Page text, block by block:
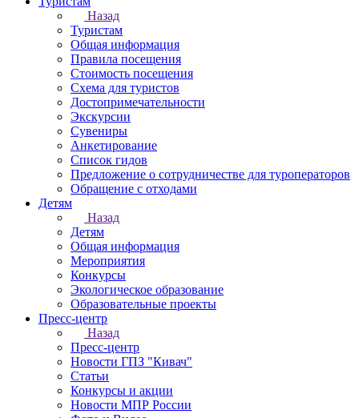
Назад
Туристам
Общая информация
Правила посещения
Стоимость посещения
Схема для туристов
Достопримечательности
Экскурсии
Сувениры
Анкетирование
Список гидов
Предложение о сотрудничестве для туроператоров
Обращение с отходами
Детям
Назад
Детям
Общая информация
Мероприятия
Конкурсы
Экологическое образование
Образовательные проекты
Пресс-центр
Назад
Пресс-центр
Новости ГПЗ "Кивач"
Статьи
Конкурсы и акции
Новости МПР России